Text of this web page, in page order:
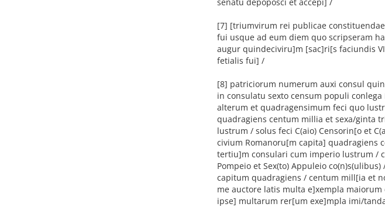
[7] [triumvirum rei publicae
fui usque ad eum diem quo scripseram
augur quindeciviru]m [sac]ri[s faciundis
fetialis fui] /
[8] patriciorum numerum auxi consul
in consulatu sexto censum populi
alterum et quadragensimum feci quo
quadragiens centum millia et sexa/ginta
lustrum / solus feci C(aio) Censorin[o et
civium Romanoru[m capita]
tertiu]m consulari cum imperio lustrum /
Pompeio et Sex(to) Appuleio
capitum quadragiens / centum mill[ia et
me auctore latis multa e]xempla
ipse] multarum rer[um exe]mpla imi/